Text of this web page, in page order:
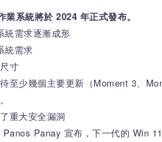
業系統將於 2024 年正式發布。
統需求逐漸成形
統需求
寸
至少幾個主要更新（Moment 3、
重大安全漏洞
Panay 宣布，下一代的 Win